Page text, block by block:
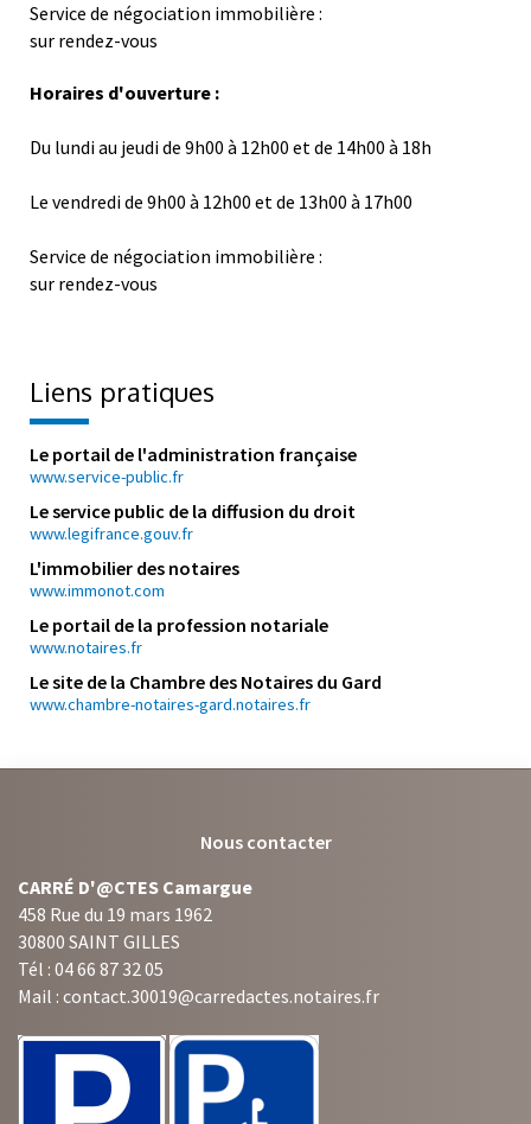
Service de négociation immobilière :
sur rendez-vous
Horaires d'ouverture :
Du lundi au jeudi de 9h00 à 12h00 et de 14h00 à 18h
Le vendredi de 9h00 à 12h00 et de 13h00 à 17h00
Service de négociation immobilière :
sur rendez-vous
Liens pratiques
Le portail de l'administration française
www.service-public.fr
Le service public de la diffusion du droit
www.legifrance.gouv.fr
L'immobilier des notaires
www.immonot.com
Le portail de la profession notariale
www.notaires.fr
Le site de la Chambre des Notaires du Gard
www.chambre-notaires-gard.notaires.fr
Nous contacter
CARRÉ D'@CTES Camargue
458 Rue du 19 mars 1962
30800 SAINT GILLES
Tél : 04 66 87 32 05
Mail : contact.30019@carredactes.notaires.fr